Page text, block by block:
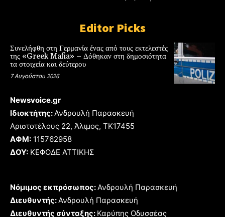
Editor Picks
Συνελήφθη στη Γερμανία ένας από τους εκτελεστές
της «Greek Mafia» – Δόθηκαν στη δημοσιότητα
τα στοιχεία και δεύτερου
7 Αυγούστου 2026
Newsvoice.gr
Ιδιοκτήτης:Ανδρουλή Παρασκευή
Αριστοτέλους 22, Άλιμος, TK17455
ΑΦΜ: 115762958
ΔΟΥ: ΚΕΦΟΔΕ ΑΤΤΙΚΗΣ
Νόμιμος εκπρόσωπος:Ανδρουλή Παρασκευή
Διευθυντής:Ανδρουλή Παρασκευή
Διευθυντής σύνταξης: Καρύπης Οδυσσέας